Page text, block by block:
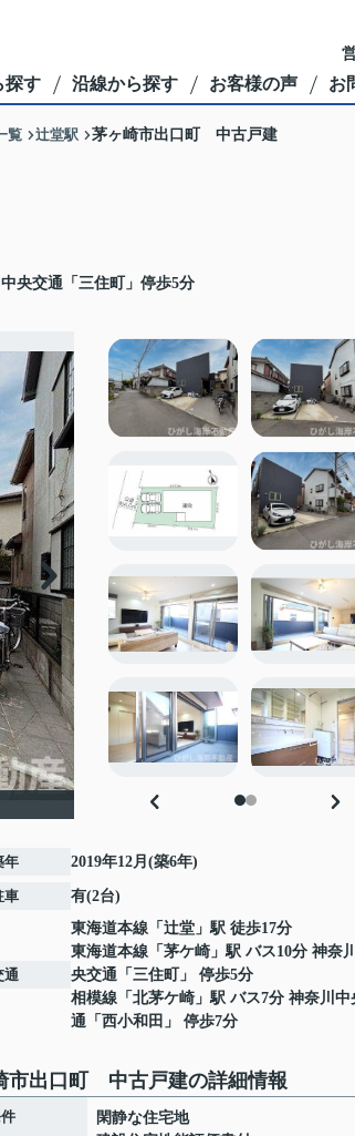
探す 沿線から探す お客様の声 お
覧 辻堂駅 茅ヶ崎市出口町 中古戸建
央交通「三住町」停歩5分
年 2019年12月(築6年)
車 有(2台)
通
東海道本線 「 辻堂 」駅 徒歩17分
東海道本線 「 茅ケ崎 」駅 バス10分 神奈
央交通「三住町」 停歩5分
相模線 「 北茅ケ崎 」駅 バス7分 神奈川中
通「西小和田」 停歩7分
市出口町 中古戸建の詳細情報
閑静な住宅地